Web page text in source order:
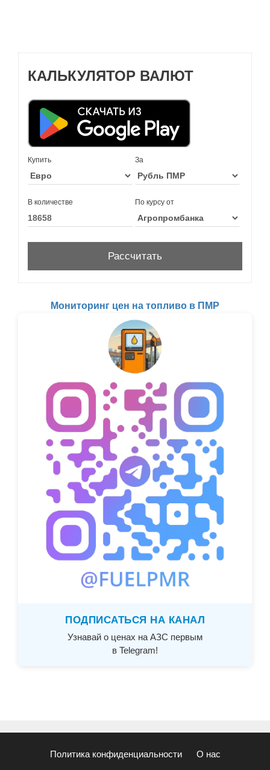
КАЛЬКУЛЯТОР ВАЛЮТ
Купить За
В количестве По курсу от
Мониторинг цен на топливо в ПМР
ПОДПИСАТЬСЯ НА КАНАЛ
Узнавай о ценах на АЗС первым
в Telegram!
Политика конфиденциальности О нас